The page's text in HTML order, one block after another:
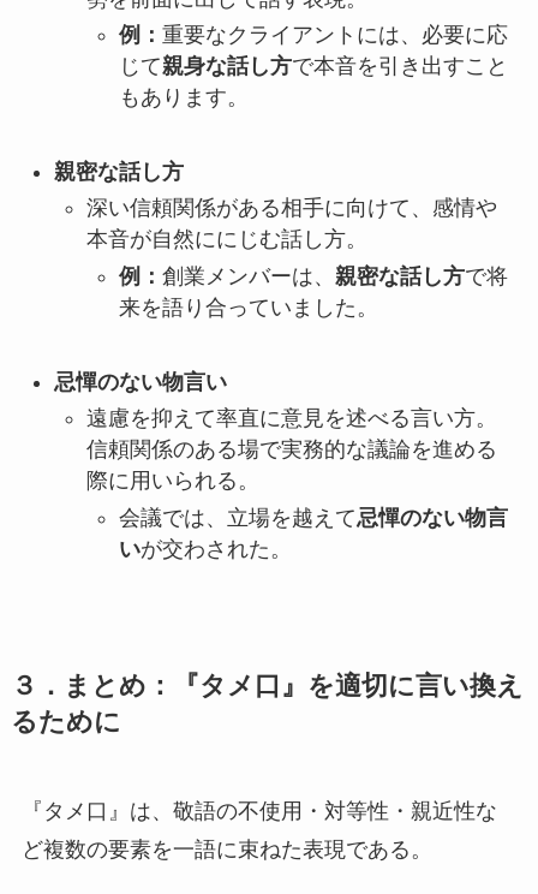
例： 重要なクライアントには、必要に応
じて親身な話し方で本音を引き出すこと
もあります。
親密な話し方
深い信頼関係がある相手に向けて、感情や
本音が自然ににじむ話し方。
例： 創業メンバーは、 親密な話し方で将
来を語り合っていました。
忌憚のない物言い
遠慮を抑えて率直に意見を述べる言い方。
信頼関係のある場で実務的な議論を進める
際に用いられる。
会議では、立場を越えて忌憚のない物言
いが交わされた。
３．まとめ：『タメ口』を適切に言い換え
るために
『タメ口』は、敬語の不使用・対等性・親近性な
ど複数の要素を一語に束ねた表現である。